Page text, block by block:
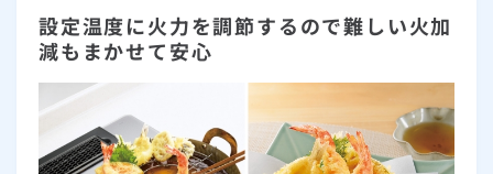
設定温度に火力を調節するので難しい火加
減もまかせて安心